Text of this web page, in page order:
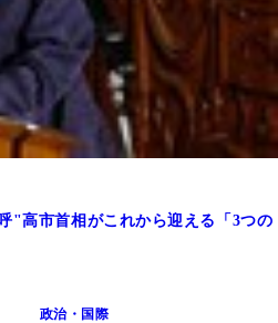
"高市首相がこれから迎える「3つの
政治・国際